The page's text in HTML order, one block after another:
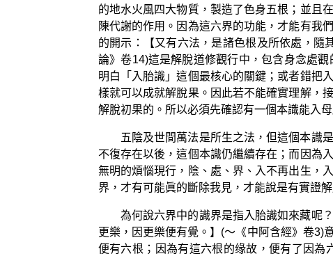
的地水火風四大物質，製造了色身五根；並且
陳代謝的作用。因為這六界的功能，才能有我
的開示：【又有六法，是諸色根及所依處，隨
論》卷14)這是解脫道修觀行中，包含身念處
明白「入胎識」這個最核心的關鍵；或者錯把
樣就可以成就解脫果。因此若不能確實理解，
解脫初果的。所以必須先確認有一個本識能入
五陰及世間萬法是所生之法，但這個本識
不復存在以後，這個本識仍繼續存在；而因為
無明的煩惱現行，陰、處、界、入不再出生，
界，才有可能眞的斷除我見，才能說是有實證解
為何說六界中的識界是指入胎識如來藏呢
更樂，因更樂便有覺。】(～《中阿含經》卷3)
便有六根；因為有這六根的缘故，便有了因